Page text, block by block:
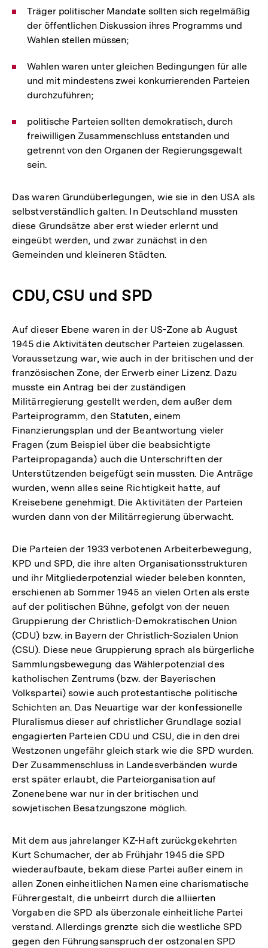
Träger politischer Mandate sollten sich regelmäßig
der öffentlichen Diskussion ihres Programms und
Wahlen stellen müssen;
Wahlen waren unter gleichen Bedingungen für alle
und mit mindestens zwei konkurrierenden Parteien
durchzuführen;
politische Parteien sollten demokratisch, durch
freiwilligen Zusammenschluss entstanden und
getrennt von den Organen der Regierungsgewalt
sein.
Das waren Grundüberlegungen, wie sie in den USA als
selbstverständlich galten. In Deutschland mussten
diese Grundsätze aber erst wieder erlernt und
eingeübt werden, und zwar zunächst in den
Gemeinden und kleineren Städten.
CDU, CSU und SPD
Auf dieser Ebene waren in der US-Zone ab August
1945 die Aktivitäten deutscher Parteien zugelassen.
Voraussetzung war, wie auch in der britischen und der
französischen Zone, der Erwerb einer Lizenz. Dazu
musste ein Antrag bei der zuständigen
Militärregierung gestellt werden, dem außer dem
Parteiprogramm, den Statuten, einem
Finanzierungsplan und der Beantwortung vieler
Fragen (zum Beispiel über die beabsichtigte
Parteipropaganda) auch die Unterschriften der
Unterstützenden beigefügt sein mussten. Die Anträge
wurden, wenn alles seine Richtigkeit hatte, auf
Kreisebene genehmigt. Die Aktivitäten der Parteien
wurden dann von der Militärregierung überwacht.
Die Parteien der 1933 verbotenen Arbeiterbewegung,
KPD und SPD, die ihre alten Organisationsstrukturen
und ihr Mitgliederpotenzial wieder beleben konnten,
erschienen ab Sommer 1945 an vielen Orten als erste
auf der politischen Bühne, gefolgt von der neuen
Gruppierung der Christlich-Demokratischen Union
(CDU) bzw. in Bayern der Christlich-Sozialen Union
(CSU). Diese neue Gruppierung sprach als bürgerliche
Sammlungsbewegung das Wählerpotenzial des
katholischen Zentrums (bzw. der Bayerischen
Volkspartei) sowie auch protestantische politische
Schichten an. Das Neuartige war der konfessionelle
Pluralismus dieser auf christlicher Grundlage sozial
engagierten Parteien CDU und CSU, die in den drei
Westzonen ungefähr gleich stark wie die SPD wurden.
Der Zusammenschluss in Landesverbänden wurde
erst später erlaubt, die Parteiorganisation auf
Zonenebene war nur in der britischen und
sowjetischen Besatzungszone möglich.
Mit dem aus jahrelanger KZ-Haft zurückgekehrten
Kurt Schumacher, der ab Frühjahr 1945 die SPD
wiederaufbaute, bekam diese Partei außer einem in
allen Zonen einheitlichen Namen eine charismatische
Führergestalt, die unbeirrt durch die alliierten
Vorgaben die SPD als überzonale einheitliche Partei
verstand. Allerdings grenzte sich die westliche SPD
gegen den Führungsanspruch der ostzonalen SPD